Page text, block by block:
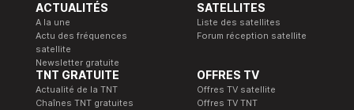
ACTUALITÉS
A la une
Actu des fréquences
satellite
Newsletter gratuite
SATELLITES
Liste des satellites
Forum réception satellite
TNT GRATUITE
Actualité de la TNT
Chaînes TNT gratuites
OFFRES TV
Offres TV satellite
Offres TV TNT